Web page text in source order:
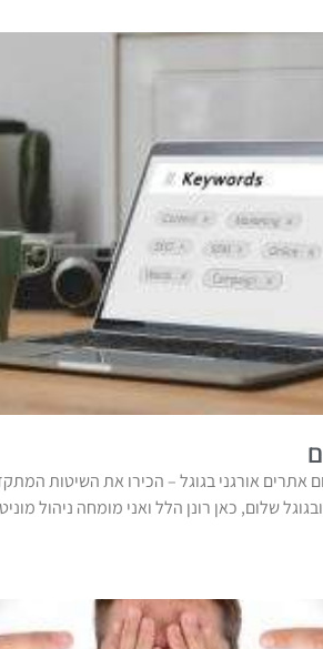
אתרים אורגני בגוגל – הכירו את השיטות
שלום, כאן רונן הלל ואני מומחה ניהול